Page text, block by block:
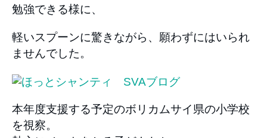
勉強できる様に、
軽いスプーンに驚きながら、願わずにはいられ
ませんでした。
本年度支援する予定のボリカムサイ県の小学校
を視察。